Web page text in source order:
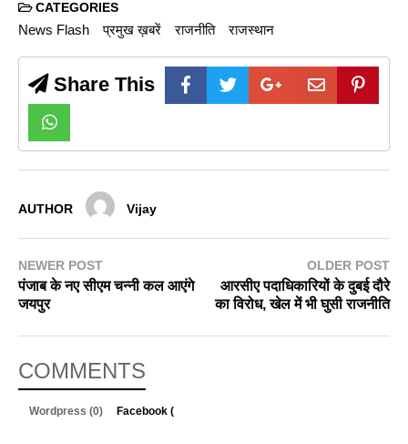
CATEGORIES
News Flash प्रमुख ख़बरें राजनीति राजस्थान
Share This
AUTHOR Vijay
NEWER POST
पंजाब के नए सीएम चन्नी कल आएंगे
जयपुर
OLDER POST
आरसीए पदाधिकारियों के दुबई दौरे
का विरोध, खेल में भी घुसी राजनीति
COMMENTS
Wordpress (0) Facebook (